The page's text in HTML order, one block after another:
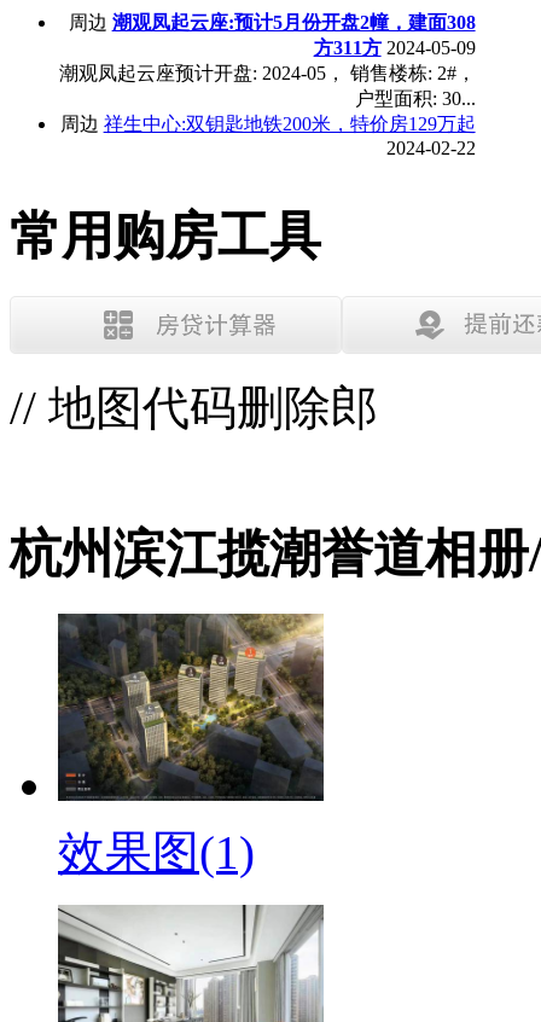
周边 潮观凤起云座:预计5月份开盘2幢，建面308
方311方 2024-05-09
潮观凤起云座预计开盘: 2024-05， 销售楼栋: 2#，
户型面积: 30...
周边 祥生中心:双钥匙地铁200米，特价房129万起
2024-02-22
常用购房工具
// 地图代码删除郎
杭州滨江揽潮誉道相
效果图(1)